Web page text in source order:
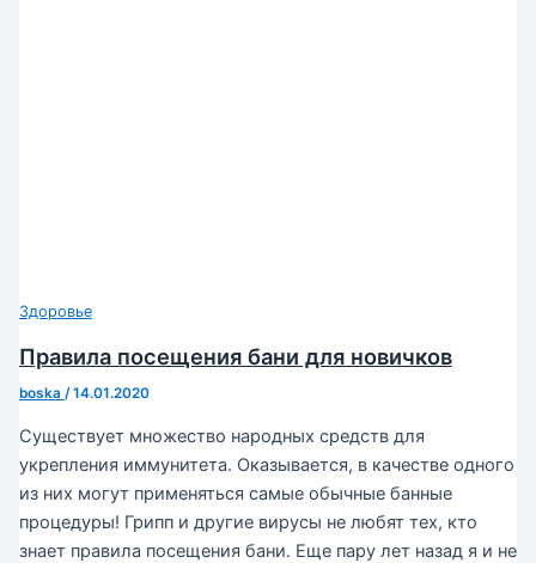
Здоровье
Правила посещения бани для новичков
boska /14.01.2020
Существует множество народных средств для
укрепления иммунитета. Оказывается, в качестве одного
из них могут применяться самые обычные банные
процедуры! Грипп и другие вирусы не любят тех, кто
знает правила посещения бани. Еще пару лет назад я и не